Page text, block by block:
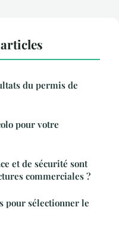
du permis de
pour votre
et de sécurité sont
commerciales ?
pour sélectionner le